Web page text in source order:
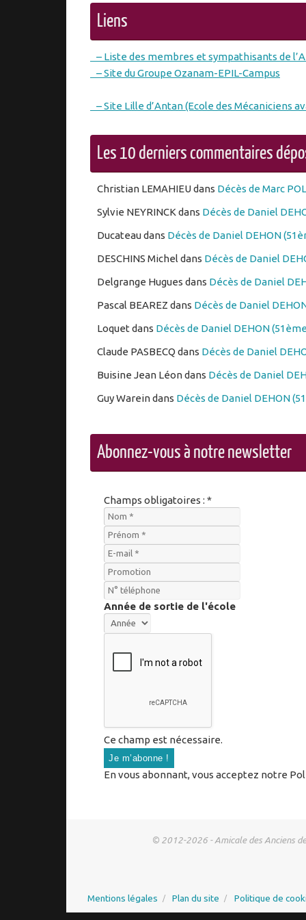
Liens
– Liste des membres et sympathisants de
– Site du Groupe Ozanam-EPIL-Campus
– Site Lille d’Antan (Ecole des Mécaniciens
Les 10 derniers commentaires
Christian LEMAHIEUdans Décès de Marc
Sylvie NEYRINCK dans Décès de Daniel
Ducateaudans Décès de Daniel DEHON
DESCHINS Michel dans Décès de Daniel
Delgrange Hugues dans Décès de Daniel
Pascal BEAREZ dans Décès de Daniel
Loquet dans Décès de Daniel DEHON
Claude PASBECQ dans Décès de Daniel
Buisine Jean Léondans Décès de Daniel
Guy Wareindans Décès de Daniel DEHON
Abonnez-vous à notre newsletter
Champs obligatoires : *
Année de sortie de l'école
Ce champ est nécessaire.
En vous abonnant, vous acceptez notre
© 2012-2026 - Amicale des Anciens
Mentions légales Plan du site Politique de